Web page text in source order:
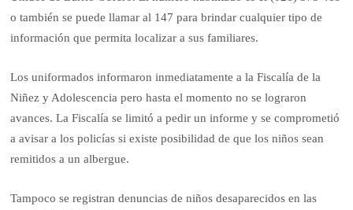
o también se puede llamar al 147 para brindar cualquier tipo de
información que permita localizar a sus familiares.
Los uniformados informaron inmediatamente a la Fiscalía de la
Niñez y Adolescencia pero hasta el momento no se lograron
avances. La Fiscalía se limitó a pedir un informe y se comprometió
a avisar a los policías si existe posibilidad de que los niños sean
remitidos a un albergue.
Tampoco se registran denuncias de niños desaparecidos en las